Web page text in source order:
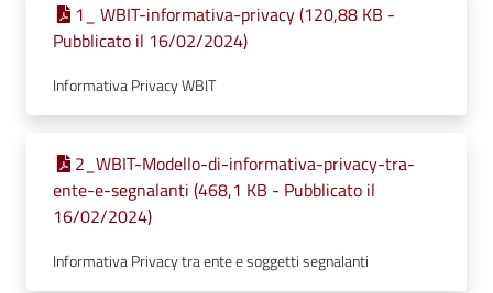
1_ WBIT-informativa-privacy (120,88 KB -
Pubblicato il 16/02/2024)
Informativa Privacy WBIT
2_WBIT-Modello-di-informativa-privacy-tra-
ente-e-segnalanti (468,1 KB - Pubblicato il
16/02/2024)
Informativa Privacy tra ente e soggetti segnalanti